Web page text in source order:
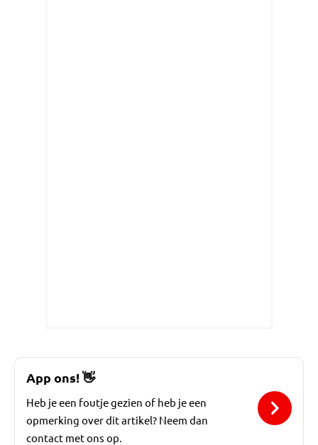
App ons!👋
Heb je een foutje gezien of heb je een
opmerking over dit artikel? Neem dan
contact met ons op.